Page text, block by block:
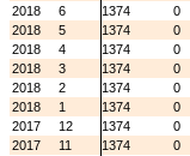
2018
6 1374
0
2018
5 1374
0
2018
4 1374
0
2018
3 1374
0
2018
2 1374
0
2018
1 1374
0
2017
12 1374
0
2017
11 1374
0